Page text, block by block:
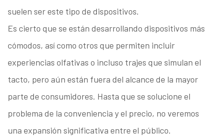
suelen ser este tipo de dispositivos.
Es cierto que se están desarrollando dispositivos más
cómodos, así como otros que permiten incluir
experiencias olfativas o incluso trajes que simulan el
tacto, pero aún están fuera del alcance de la mayor
parte de consumidores. Hasta que se solucione el
problema de la conveniencia y el precio, no veremos
una expansión significativa entre el público.